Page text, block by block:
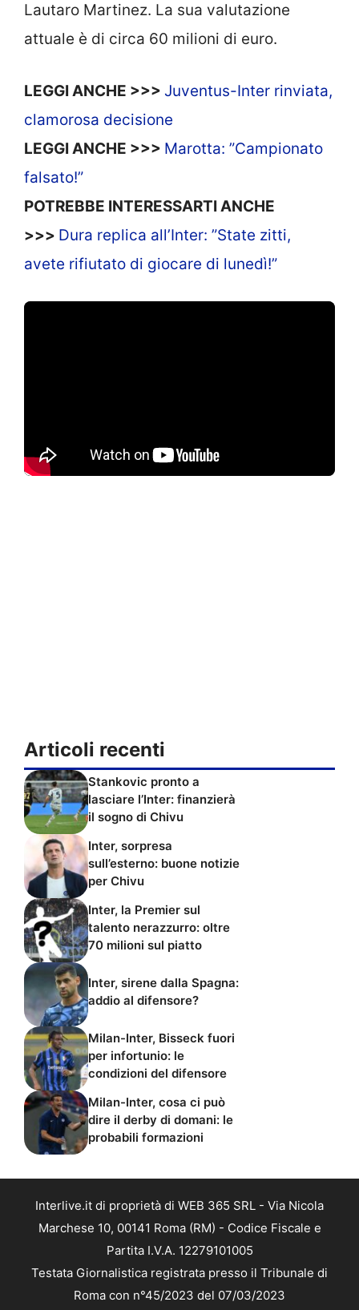
Lautaro Martinez. La sua valutazione
attuale è di circa 60 milioni di euro.
LEGGI ANCHE >>> Juventus-Inter rinviata,
clamorosa decisione
LEGGI ANCHE >>> Marotta: ”Campionato
falsato!”
POTREBBE INTERESSARTI ANCHE
>>> Dura replica all’Inter: ”State zitti,
avete rifiutato di giocare di lunedì!”
Articoli recenti
Stankovic pronto a
lasciare l’Inter: finanzierà
il sogno di Chivu
Inter, sorpresa
sull’esterno: buone notizie
per Chivu
Inter, la Premier sul
talento nerazzurro: oltre
70 milioni sul piatto
Inter, sirene dalla Spagna:
addio al difensore?
Milan-Inter, Bisseck fuori
per infortunio: le
condizioni del difensore
Milan-Inter, cosa ci può
dire il derby di domani: le
probabili formazioni
Interlive.it di proprietà di WEB 365 SRL - Via Nicola
Marchese 10, 00141 Roma (RM) - Codice Fiscale e
Partita I.V.A. 12279101005
Testata Giornalistica registrata presso il Tribunale di
Roma con n°45/2023 del 07/03/2023